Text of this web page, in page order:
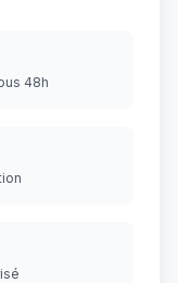
48h